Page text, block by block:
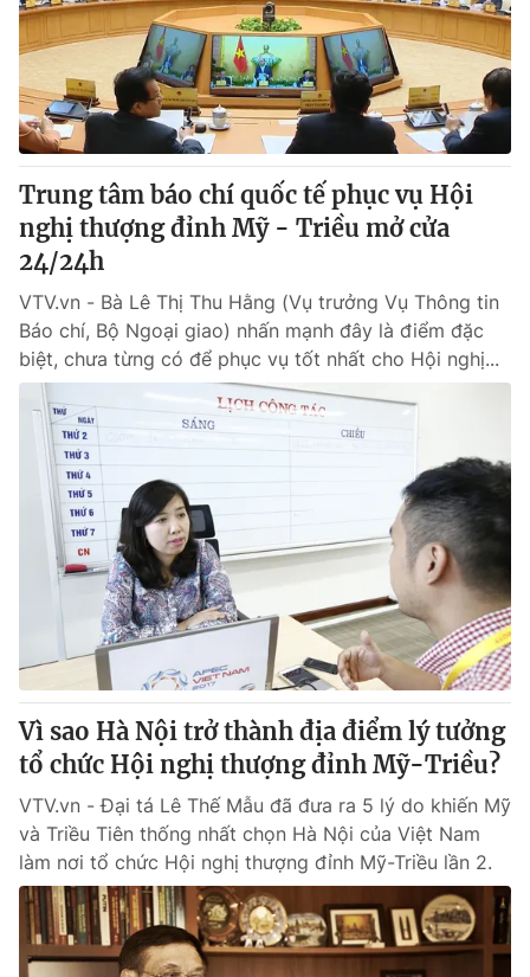
Trung tâm báo chí quốc tế phục vụ Hội
nghị thượng đỉnh Mỹ - Triều mở cửa
24/24h
VTV.vn - Bà Lê Thị Thu Hằng (Vụ trưởng Vụ Thông tin
Báo chí, Bộ Ngoại giao) nhấn mạnh đây là điểm đặc
biệt, chưa từng có để phục vụ tốt nhất cho Hội nghị...
Vì sao Hà Nội trở thành địa điểm lý tưởng
tổ chức Hội nghị thượng đỉnh Mỹ-Triều?
VTV.vn - Đại tá Lê Thế Mẫu đã đưa ra 5 lý do khiến Mỹ
và Triều Tiên thống nhất chọn Hà Nội của Việt Nam
làm nơi tổ chức Hội nghị thượng đỉnh Mỹ-Triều lần 2.